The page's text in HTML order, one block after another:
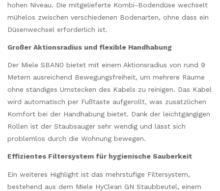
hohen Niveau. Die mitgelieferte Kombi-Bodendüse wechselt
mühelos zwischen verschiedenen Bodenarten, ohne dass ein
Düsenwechsel erforderlich ist.
Großer Aktionsradius und flexible Handhabung
Der Miele SBAN0 bietet mit einem Aktionsradius von rund 9
Metern ausreichend Bewegungsfreiheit, um mehrere Räume
ohne ständiges Umstecken des Kabels zu reinigen. Das Kabel
wird automatisch per Fußtaste aufgerollt, was zusätzlichen
Komfort bei der Handhabung bietet. Dank der leichtgängigen
Rollen ist der Staubsauger sehr wendig und lässt sich
problemlos durch die Wohnung bewegen.
Effizientes Filtersystem für hygienische Sauberkeit
Ein weiteres Highlight ist das mehrstufige Filtersystem,
bestehend aus dem Miele HyClean GN Staubbeutel, einem